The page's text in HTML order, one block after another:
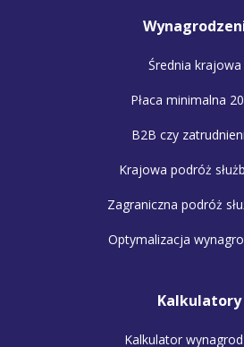
Średnia krajowa
Płaca minimalna
B2B czy
Krajowa podróż
Zagraniczna podróż
Optymalizacja
Kalkulatory
Kalkulator